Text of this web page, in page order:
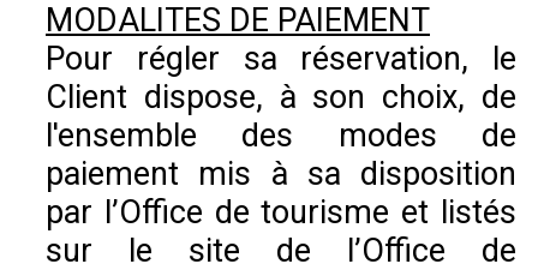
MODALITES DE PAIEMENT
Pour régler sa réservation, le
Client dispose, à son choix, de
l'ensemble des modes de
paiement mis à sa disposition
par l’Office de tourisme et listés
sur le site de l’Office de